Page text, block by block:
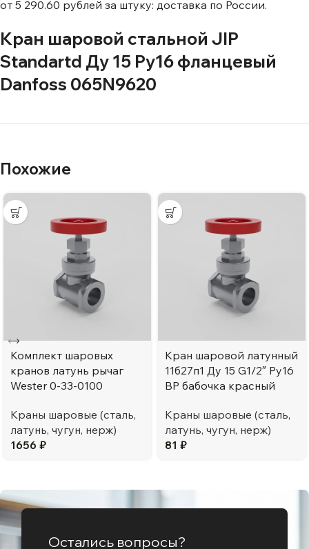
от 5 290.60 рублей за штуку: доставка по России.
Кран шаровой стальной JIP
Standartd Ду 15 Ру16 фланцевый
Danfoss 065N9620
Похожие
Комплект шаровых
кранов латунь рычаг
Wester 0-33-0100
Краны шаровые (сталь,
латунь, чугун, нерж)
1656 ₽
Кран шаровой латунный
11б27п1 Ду 15 G1/2″ Ру16
ВР бабочка красный
Краны шаровые (сталь,
латунь, чугун, нерж)
81 ₽
Остались вопросы?